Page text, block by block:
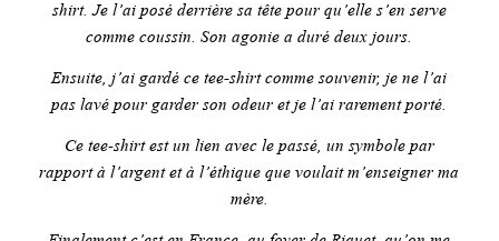
shirt. Je l’ai posé derrière sa tête pour qu’elle s’en serve
comme coussin. Son agonie a duré deux jours.
Ensuite, j’ai gardé ce tee-shirt comme souvenir, je ne l’ai
pas lavé pour garder son odeur et je l’ai rarement porté.
Ce tee-shirt est un lien avec le passé, un symbole par
rapport à l’argent et à l’éthique que voulait m’enseigner ma
mère.